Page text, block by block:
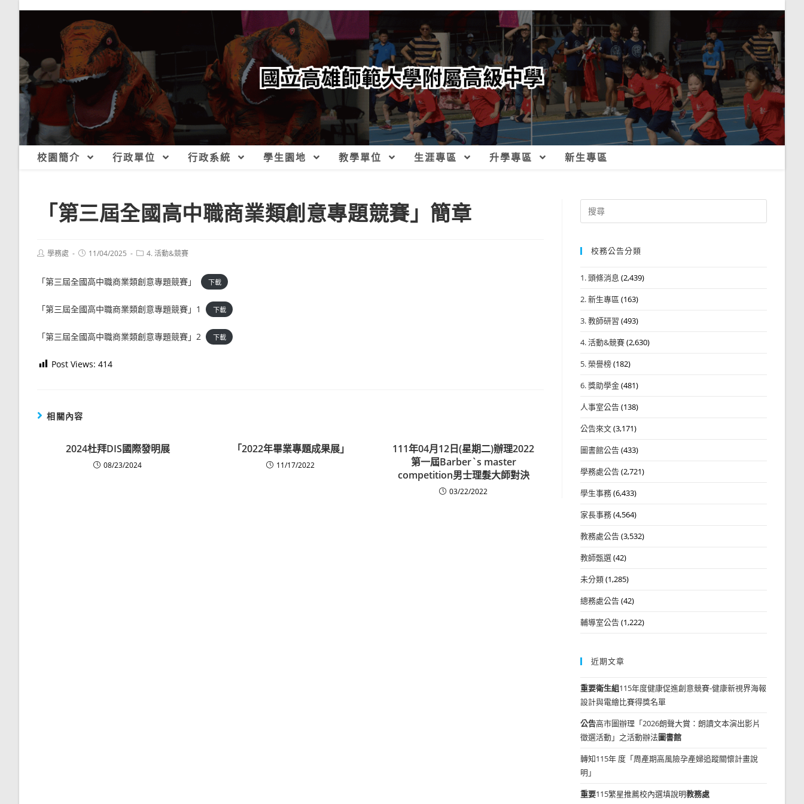
校園簡介 行政單位 行政系統 學生園地 教學單位 生涯專區 升學專區 新生專區
「第三屆全國高中職商業類創意專題競賽」簡章
Post學務處
Post11/04/2025
Post4. 活動&競賽
「第三屆全國高中職商業類創意專題競賽」 下載
「第三屆全國高中職商業類創意專題競賽」1 下載
「第三屆全國高中職商業類創意專題競賽」2 下載
Post Views: 414
相關內容
2024杜拜DIS國際發明展
08/23/2024
「2022年畢業專題成果展」
11/17/2022
111年04月12日(星期二)辦理2022
第一屆Barber`s master
competition男士理髮大師對決
03/22/2022
Search
for:
校務公告分類
1. 頭條消息 (2,439)
2. 新生專區 (163)
3. 教師研習 (493)
4. 活動&競賽(2,630)
5. 榮譽榜(182)
6. 獎助學金(481)
人事室公告(138)
公告來文(3,171)
圖書館公告(433)
學務處公告(2,721)
學生事務(6,433)
家長事務(4,564)
教務處公告(3,532)
教師甄選(42)
未分類(1,285)
總務處公告(42)
輔導室公告(1,222)
近期文章
重要衛生組115年度健康促進創意競賽-健康新視界海報
設計與電繪比賽得獎名單
公告高市圖辦理「2026朗聲大賞：朗讀文本演出影片
徵選活動」之活動辦法圖書館
轉知115年 度「周產期高風險孕產婦追蹤關懷計畫說
明」
重要115繁星推薦校內選填說明教務處